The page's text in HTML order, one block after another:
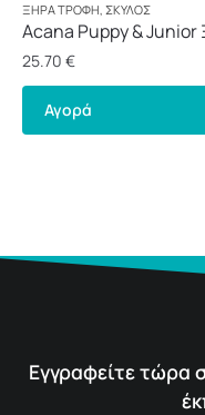
ΞΗΡΆ ΤΡΟΦΉ, ΣΚΎΛΟΣ
Acana Puppy &
Λαχανικά και
25.70 €
Αγορά
Εγγραφείτε τώρα